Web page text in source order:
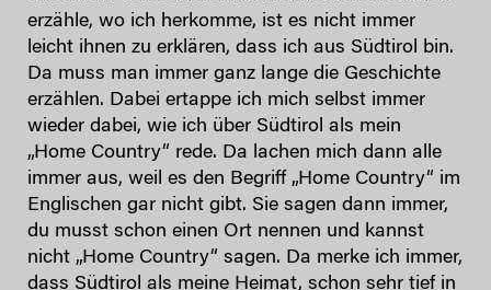
erzähle, wo ich herkomme, ist es nicht immer
leicht ihnen zu erklären, dass ich aus Südtirol bin.
Da muss man immer ganz lange die Geschichte
erzählen. Dabei ertappe ich mich selbst immer
wieder dabei, wie ich über Südtirol als mein
„Home Country“ rede. Da lachen mich dann alle
immer aus, weil es den Begriff „Home Country“ im
Englischen gar nicht gibt. Sie sagen dann immer,
du musst schon einen Ort nennen und kannst
nicht „Home Country“ sagen. Da merke ich immer,
dass Südtirol als meine Heimat, schon sehr tief in